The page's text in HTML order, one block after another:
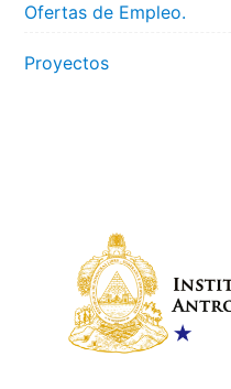
Ofertas de Empleo.
Proyectos